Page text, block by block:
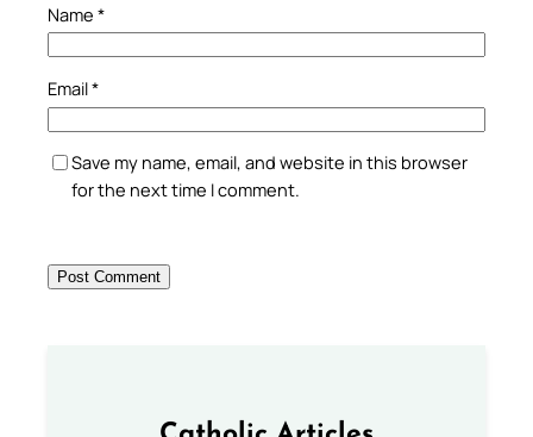
Name *
Email*
Save my name, email, and website in this browser
for the next time I comment.